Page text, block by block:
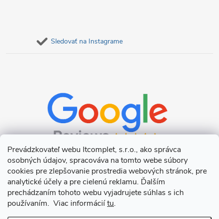
Prevádzkovateľ webu Itcomplet, s.r.o., ako správca
osobných údajov, spracováva na tomto webe súbory
cookies pre zlepšovanie prostredia webových stránok, pre
analytické účely a pre cielenú reklamu. Ďalším
prechádzaním tohoto webu vyjadrujete súhlas s ich
používaním. Viac informáciítu.
Sledovať na Instagrame